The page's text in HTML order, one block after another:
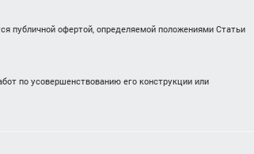
публичной офертой, определяемой положениями Статьи
по усовершенствованию его конструкции или